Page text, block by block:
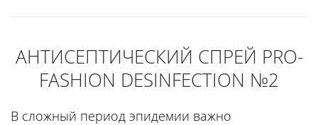
АНТИСЕПТИЧЕСКИЙ СПРЕЙ PRO-
FASHION DESINFECTION №2
В сложный период эпидемии важно